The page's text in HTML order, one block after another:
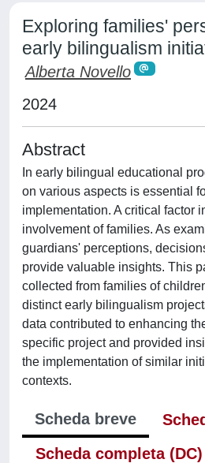
Exploring families'
early bilingualism
Alberta Novello
2024
Abstract
In early bilingual educational
on various aspects is essential
implementation. A critical factor
involvement of families. As
guardians' perceptions,
provide valuable insights. This
collected from families of
distinct early bilingualism
data contributed to enhancing
specific project and provided
the implementation of similar
contexts.
Scheda breve
Scheda completa (DC)